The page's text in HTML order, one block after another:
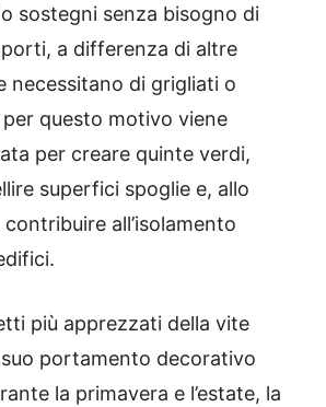
sostegni senza bisogno di
a differenza di altre
necessitano di grigliati o
questo motivo viene
per creare quinte verdi,
superfici spoglie e, allo
all’isolamento
più apprezzati della vite
portamento decorativo
la primavera e l’estate, la